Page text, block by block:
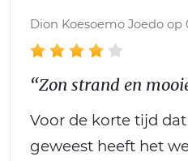
Dion Koesoemo Joedo op
“Zon strand en
Voor de korte tijd
geweest heeft het